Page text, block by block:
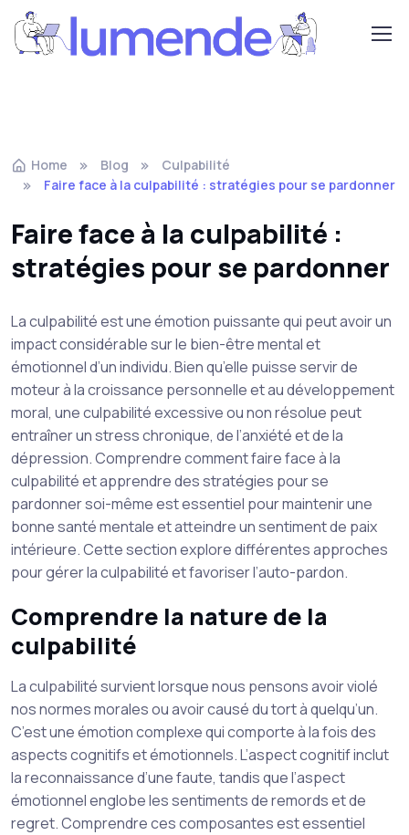
Home Blog
Culpabilité
Faire face à la culpabilité : stratégies pour se pardonner
Faire face à la culpabilité :
stratégies pour se pardonner
La culpabilité est une émotion puissante qui peut avoir un
impact considérable sur le bien-être mental et
émotionnel d’un individu. Bien qu’elle puisse servir de
moteur à la croissance personnelle et au développement
moral, une culpabilité excessive ou non résolue peut
entraîner un stress chronique, de l’anxiété et de la
dépression. Comprendre comment faire face à la
culpabilité et apprendre des stratégies pour se
pardonner soi-même est essentiel pour maintenir une
bonne santé mentale et atteindre un sentiment de paix
intérieure. Cette section explore différentes approches
pour gérer la culpabilité et favoriser l’auto-pardon.
Comprendre la nature de la
culpabilité
La culpabilité survient lorsque nous pensons avoir violé
nos normes morales ou avoir causé du tort à quelqu’un.
C’est une émotion complexe qui comporte à la fois des
aspects cognitifs et émotionnels. L’aspect cognitif inclut
la reconnaissance d’une faute, tandis que l’aspect
émotionnel englobe les sentiments de remords et de
regret. Comprendre ces composantes est essentiel